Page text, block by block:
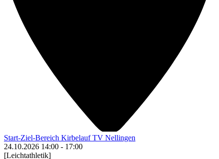
Start-Ziel-Bereich Kirbelauf TV Nellingen
24.10.2026 14:00 - 17:00
[Leichtathletik]